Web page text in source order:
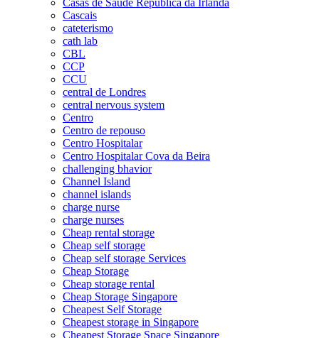
Cascais
cateterismo
cath lab
CBL
CCP
CCU
central de Londres
central nervous system
Centro
Centro de repouso
Centro Hospitalar
Centro Hospitalar Cova da Beira
challenging bhavior
Channel Island
channel islands
charge nurse
charge nurses
Cheap rental storage
Cheap self storage
Cheap self storage Services
Cheap Storage
Cheap storage rental
Cheap Storage Singapore
Cheapest Self Storage
Cheapest storage in Singapore
Cheapest Storage Space Singapore